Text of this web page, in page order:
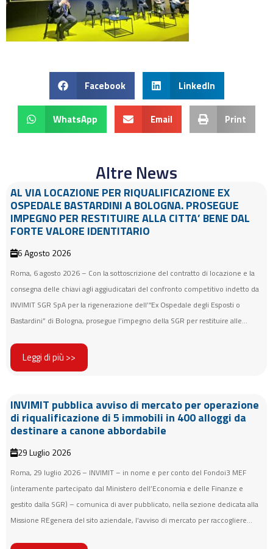
Facebook LinkedIn
WhatsApp Email Print
Altre News
AL VIA LOCAZIONE PER RIQUALIFICAZIONE EX
OSPEDALE BASTARDINI A BOLOGNA. PROSEGUE
IMPEGNO PER RESTITUIRE ALLA CITTA’ BENE DAL
FORTE VALORE IDENTITARIO
6 Agosto 2026
Roma, 6 agosto 2026 – Con la sottoscrizione del contratto di locazione e la
consegna delle chiavi agli aggiudicatari del confronto competitivo indetto da
INVIMIT SGR SpA per la rigenerazione dell’“Ex Ospedale degli Esposti o
Bastardini” di Bologna, prosegue l’impegno della SGR per restituire alle...
Leggi di più >>
INVIMIT pubblica avviso di mercato per operazione
di riqualificazione di 5 immobili in 400 alloggi da
destinare a canone abbordabile
29 Luglio 2026
Roma, 29 luglio 2026 – INVIMIT – in nome e per conto del Fondoi3 MEF
(interamente partecipato dal Ministero dell’Economia e delle Finanze e
gestito dalla SGR) – comunica di aver pubblicato, nella sezione dedicata alla
Missione REgenera del sito aziendale, l’avviso di mercato per raccogliere...